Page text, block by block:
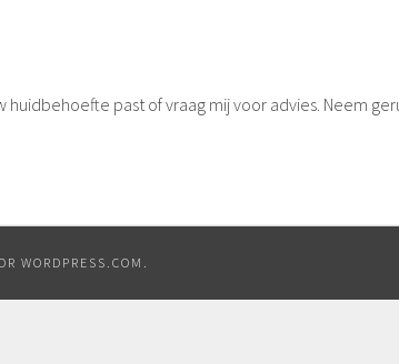
past of vraag mij voor advies. Neem
WORDPRESS.COM .